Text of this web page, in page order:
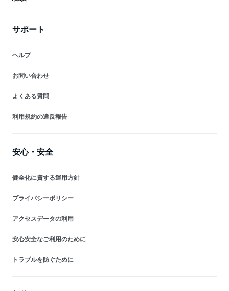
サポート
ヘルプ
お問い合わせ
よくある質問
利用規約の違反報告
安心・安全
健全化に資する運用方針
プライバシーポリシー
アクセスデータの利用
安心安全なご利用のために
トラブルを防ぐために